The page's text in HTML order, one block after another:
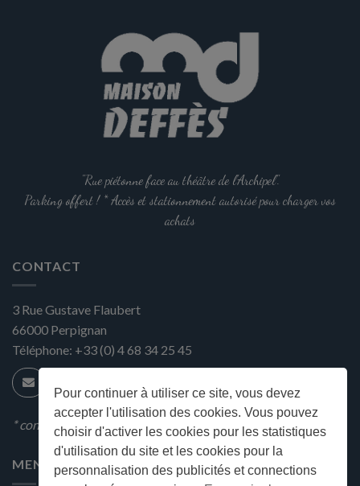
Pour continuer à utiliser ce site, vous devez
accepter l'utilisation des cookies. Vous pouvez
choisir d'activer les cookies pour les statistiques
d'utilisation du site et les cookies pour la
personnalisation des publicités et connections
"Rue piétonne face au théâtre de l'Archipel".
Parking offert ! * Accès et stationnement autorisé pour charger vos
achats
CONTACT
3 Rue Gustave Flaubert
66000 Perpignan
Téléphone: +33 (0) 4 68 34 25 45
* condition en magasin
MENU